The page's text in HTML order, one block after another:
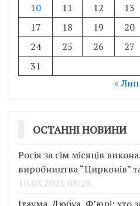
10
11 12 13
17
18 19 20
24
25 26 27
31
« Лип
ОСТАННІ НОВИНИ
Росія за сім місяців
виробництва “Цирконів”
10.08.2026 08:28